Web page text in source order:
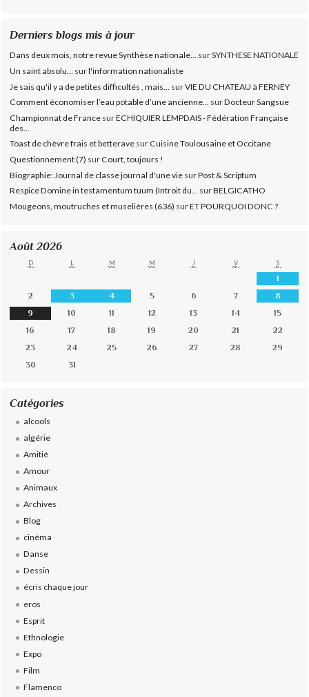
Derniers blogs mis à jour
Dans deux mois, notre revue Synthèse nationale... surSYNTHESE NATIONALE
Un saint absolu…
surl'information nationaliste
Je sais qu'il y a de petites difficultés , mais...
surVIE DU CHATEAU à FERNEY
Comment économiser l’eau potable d’une ancienne... surDocteur Sangsue
Championnat de France surECHIQUIER LEMPDAIS - Fédération Française
des...
Toast de chèvre frais et betterave surCuisine Toulousaine et Occitane
Questionnement (7) surCourt, toujours !
Biographie: Journal de classe journal d'une vie surPost & Scriptum
Respice Domine in testamentum tuum (Introit du... surBELGICATHO
Mougeons, moutruches et muselières (636) surET POURQUOI DONC ?
Août 2026
D L M M J V S
1
2
3 4 5 6 7
8
9
10 11 12 13 14
15
16
17 18 19 20 21
22
23
24 25 26 27 28
29
30
31
Catégories
alcools
algérie
Amitié
Amour
Animaux
Archives
Blog
cinéma
Danse
Dessin
écris chaque jour
eros
Esprit
Ethnologie
Expo
Film
Flamenco